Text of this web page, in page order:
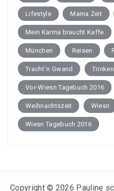
Lifestyle Mama Zeit
Mein Karma braucht Kaffe
München Reisen
Tracht´n Gwand Trinken
Vor-Wiesn Tagebuch 2016
Weihnachtszeit Wiesn
Wiesn Tagebuch 2016
Copyright © 2026 Pauline